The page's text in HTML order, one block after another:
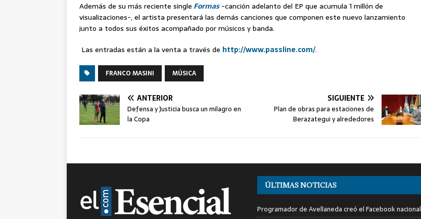
Además de su más reciente single Formas-canción adelanto del EP que acumula 1 millón de
visualizaciones-, el artista presentará las demás canciones que componen este nuevo lanzamiento
junto a todos sus éxitos acompañado por músicos y banda.
Las entradas están a la venta a través de http://www.passline.com/.
FRANCO MASINI MÚSICA
ANTERIOR
Defensa y Justicia busca un milagro en
la Copa
SIGUIENTE
Plan de obras para estaciones de
Berazategui y alrededores
ÚLTIMAS NOTICIAS
Programador de Avellaneda creó el Facebook nacional